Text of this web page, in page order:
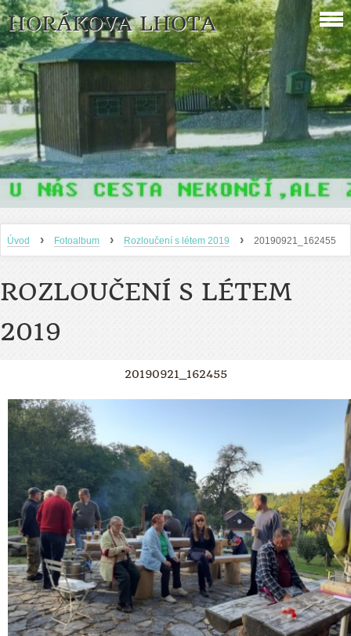
HORÁKOVA LHOTA
Úvod › Fotoalbum › Rozloučení s létem 2019 › 20190921_162455
ROZLOUČENÍ S LÉTEM
2019
20190921_162455